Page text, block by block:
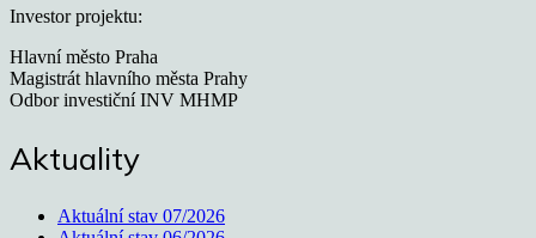
Investor projektu:
Hlavní město Praha
Magistrát hlavního města Prahy
Odbor investiční INV MHMP
Aktuality
Aktuální stav 07/2026